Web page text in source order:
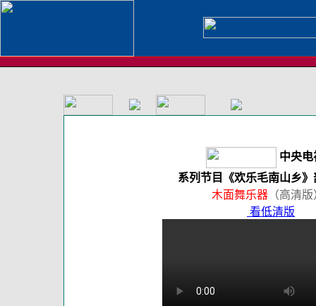
中央电
系列节目《欢乐毛南山乡
木面舞乐器 （高清
看低清版